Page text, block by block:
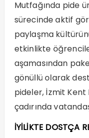
Mutfağında pide
sürecinde aktif
paylaşma
etkinlikte
aşamasından
gönüllü olarak
pideler, İzmit Kent
çadırında
İYİLİKTE DOSTÇA